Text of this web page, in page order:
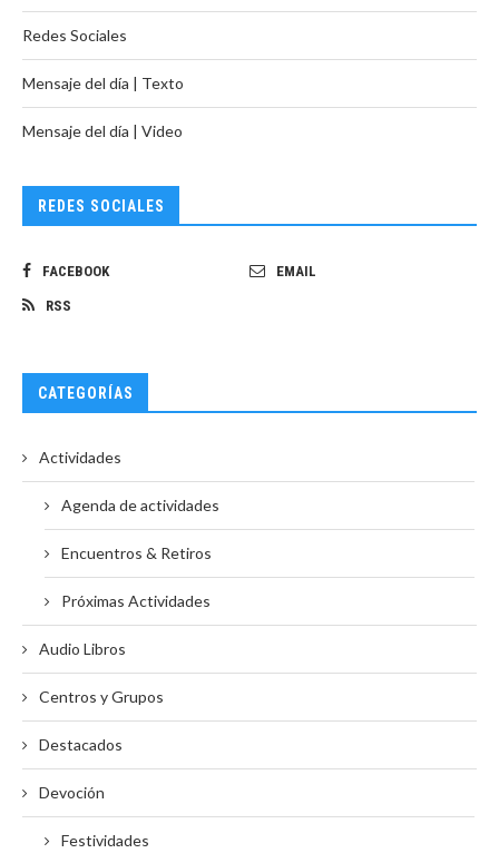
Redes Sociales
Mensaje del día | Texto
Mensaje del día | Video
REDES SOCIALES
FACEBOOK EMAIL
RSS
CATEGORÍAS
Actividades
Agenda de actividades
Encuentros & Retiros
Próximas Actividades
Audio Libros
Centros y Grupos
Destacados
Devoción
Festividades